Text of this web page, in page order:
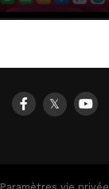
𝕏